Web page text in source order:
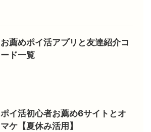
お薦めポイ活アプリと友達紹介コ
ード一覧
ポイ活初心者お薦め6サイトとオ
マケ【夏休み活用】